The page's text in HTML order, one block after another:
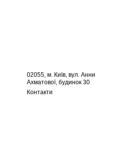
02055, м. Київ, вул. Анни
Ахматової, будинок 30
Контакти